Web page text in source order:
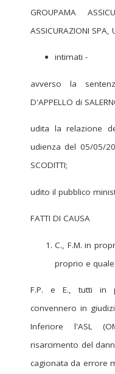
GROUPAMA
ASSICURAZIONI SPA,
intimati -
avverso la
D'APPELLO di
udita la relazione
udienza del 05/05/
SCODITTI;
udito il pubblico
FATTI DI CAUSA
C., F.M. in
proprio e quale
F.P. e E., tutti in
convennero in
Inferiore l'ASL
risarcimento del
cagionata da errore